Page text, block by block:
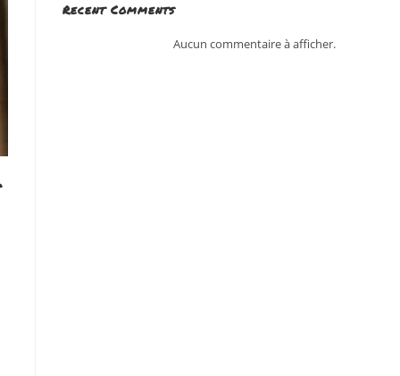
Recent Comments
Aucun commentaire à afficher.